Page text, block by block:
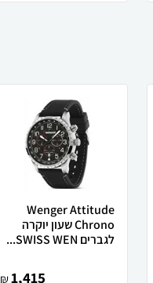
Wenger Attitude
Chrono שעון יוקרה
לגברים SWISS WEN...
1,415
₪